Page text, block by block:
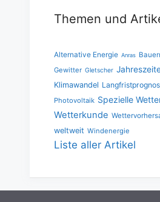
Themen und
Alternative Energie Anras
Gewitter Gletscher
Klimawandel
Photovoltaik Spezielle
Wetterkunde
weltweit Windenergie
Liste aller Artikel